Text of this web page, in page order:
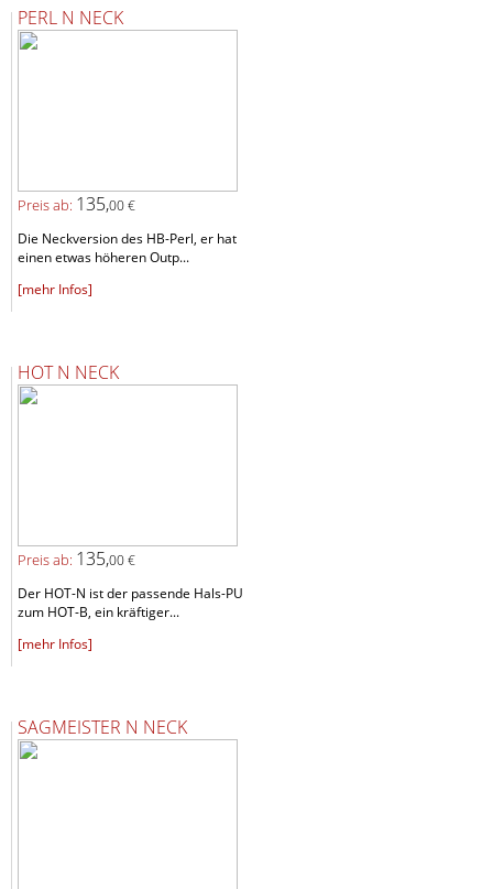
PERL N NECK
Preis ab: 135,00 €
Die Neckversion des HB-Perl, er hat
einen etwas höheren Outp...
[mehr Infos]
HOT N NECK
Preis ab: 135,00 €
Der HOT-N ist der passende Hals-PU
zum HOT-B, ein kräftiger...
[mehr Infos]
SAGMEISTER N NECK